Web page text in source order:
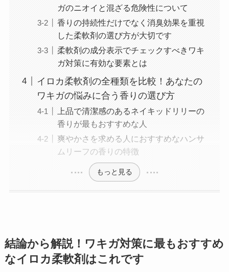
ガのニオイと混ざる危険性について
香りの持続性だけでなく消臭効果を重視
した柔軟剤の選び方が大切です
柔軟剤の成分表示でチェックすべきワキ
ガ対策に有効な要素とは
イロカ柔軟剤の全種類を比較！あなたの
ワキガの悩みに合う香りの選び方
上品で清潔感のあるネイキッドリリーの
香りが最もおすすめな人
爽やかさを求める人におすすめなハンサ
ムリーフの香りの特徴
もっと見る
結論から解説！ワキガ対策に最もおすすめ
なイロカ柔軟剤はこれです